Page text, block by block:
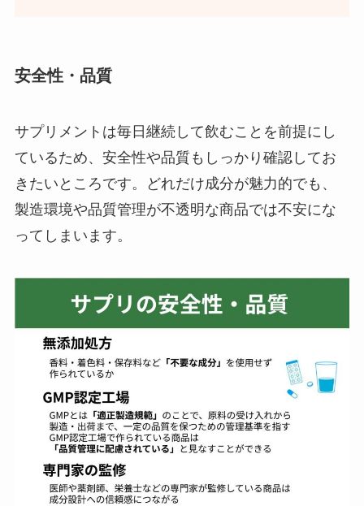
安全性・品質
サプリメントは毎日継続して飲むことを前提にし
ているため、安全性や品質もしっかり確認してお
きたいところです。どれだけ成分が魅力的でも、
製造環境や品質管理が不透明な商品では不安にな
ってしまいます。